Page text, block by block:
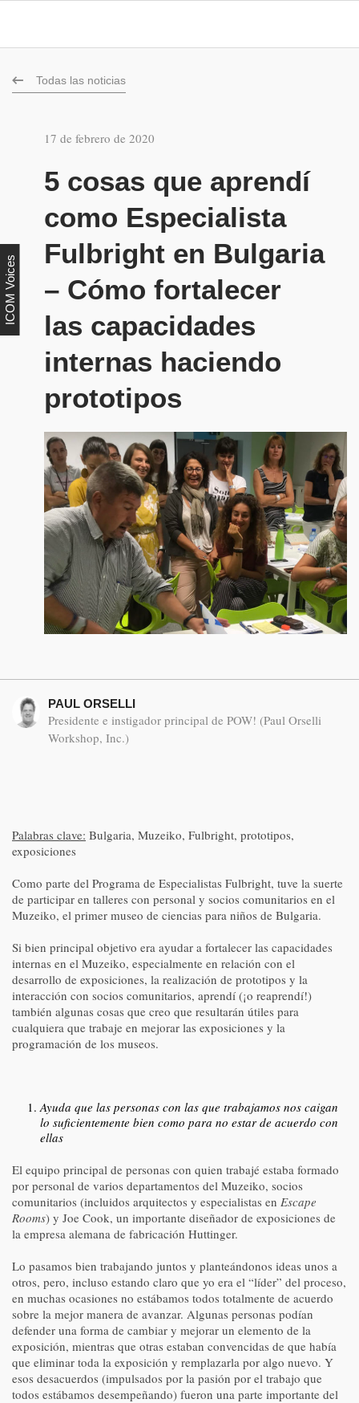
Todas las noticias
17 de febrero de 2020
ICOM Voices
5 cosas que aprendí
como Especialista
Fulbright en Bulgaria
– Cómo fortalecer
las capacidades
internas haciendo
prototipos
PAUL ORSELLI
Presidente e instigador principal de POW! (Paul Orselli
Workshop, Inc.)
Palabras clave: Bulgaria, Muzeiko, Fulbright, prototipos,
exposiciones
Como parte del Programa de Especialistas Fulbright, tuve la suerte
de participar en talleres con personal y socios comunitarios en el
Muzeiko, el primer museo de ciencias para niños de Bulgaria.
Si bien principal objetivo era ayudar a fortalecer las capacidades
internas en el Muzeiko, especialmente en relación con el
desarrollo de exposiciones, la realización de prototipos y la
interacción con socios comunitarios, aprendí (¡o reaprendí!)
también algunas cosas que creo que resultarán útiles para
cualquiera que trabaje en mejorar las exposiciones y la
programación de los museos.
Ayuda que las personas con las que trabajamos nos caigan
lo suficientemente bien como para no estar de acuerdo con
ellas
El equipo principal de personas con quien trabajé estaba formado
por personal de varios departamentos del Muzeiko, socios
comunitarios (incluidos arquitectos y especialistas en Escape
Rooms) y Joe Cook, un importante diseñador de exposiciones de
la empresa alemana de fabricación Huttinger.
Lo pasamos bien trabajando juntos y planteándonos ideas unos a
otros, pero, incluso estando claro que yo era el “líder” del proceso,
en muchas ocasiones no estábamos todos totalmente de acuerdo
sobre la mejor manera de avanzar. Algunas personas podían
defender una forma de cambiar y mejorar un elemento de la
exposición, mientras que otras estaban convencidas de que había
que eliminar toda la exposición y remplazarla por algo nuevo. Y
esos desacuerdos (impulsados por la pasión por el trabajo que
todos estábamos desempeñando) fueron una parte importante del